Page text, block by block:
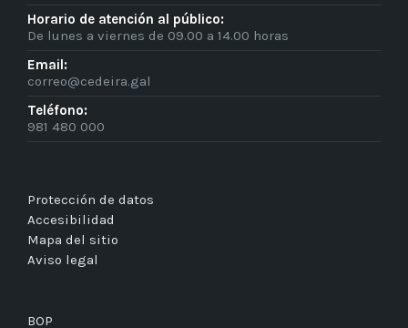
Horario de atención al público:
De lunes a viernes de 09.00 a 14.00 horas
Email:
correo@cedeira.gal
Teléfono:
981 480 000
Protección de datos
Accesibilidad
Mapa del sitio
Aviso legal
BOP